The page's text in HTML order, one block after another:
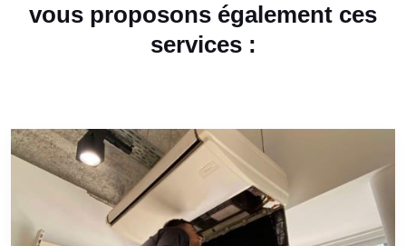
vous proposons également ces
services :